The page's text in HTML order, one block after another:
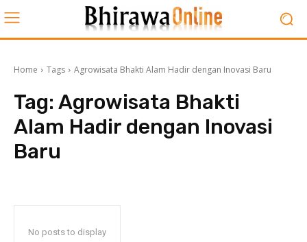
Home Tags Agrowisata Bhakti Alam Hadir dengan Inovasi Baru
Tag: Agrowisata Bhakti
Alam Hadir dengan Inovasi
Baru
No posts to display